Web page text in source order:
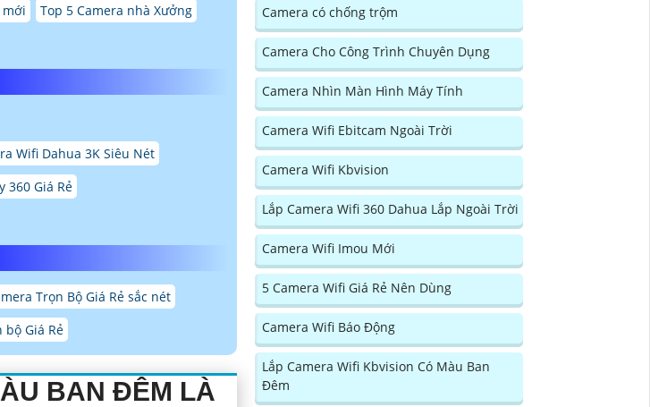
mới
Top 5 Camera nhà Xưởng
Wifi Dahua 3K Siêu Nét
360 Giá Rẻ
Trọn Bộ Giá Rẻ sắc nét
bộ Giá Rẻ
BAN ĐÊM LÀ
Camera có chống trộm
Camera Cho Công Trình Chuyên Dụng
Camera Nhìn Màn Hình Máy Tính
Camera Wifi Ebitcam Ngoài Trời
Camera Wifi Kbvision
Lắp Camera Wifi 360 Dahua Lắp Ngoài Trời
Camera Wifi Imou Mới
5 Camera Wifi Giá Rẻ Nên Dùng
Camera Wifi Báo Động
Lắp Camera Wifi Kbvision Có Màu Ban
Đêm